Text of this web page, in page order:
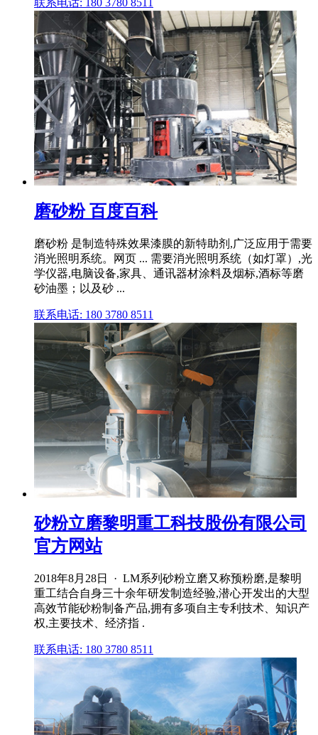
磨砂粉 百度百科
磨砂粉 是制造特殊效果漆膜的新特助剂,广泛应用于需要
消光照明系统。网页 ... 需要消光照明系统（如灯罩）,光
学仪器,电脑设备,家具、通讯器材涂料及烟标,酒标等磨
砂油墨；以及砂 ...
联系电话: 180 3780 8511
砂粉立磨黎明重工科技股份有限公司
官方网站
2018年8月28日 · LM系列砂粉立磨又称预粉磨,是黎明
重工结合自身三十余年研发制造经验,潜心开发出的大型
高效节能砂粉制备产品,拥有多项自主专利技术、知识产
权,主要技术、经济指 .
联系电话: 180 3780 8511